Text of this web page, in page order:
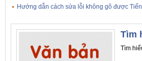
Hướng dẫn cách sửa lỗi không gõ được
Tìm
Tìm